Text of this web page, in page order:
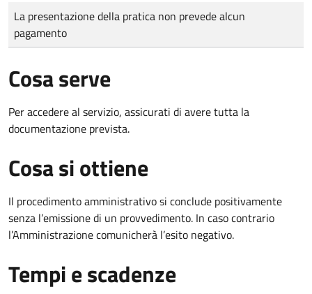
Tipo di pagamento
Importo
La presentazione della pratica non prevede alcun
pagamento
Cosa serve
Per accedere al servizio, assicurati di avere tutta la
documentazione prevista.
Cosa si ottiene
Il procedimento amministrativo si conclude positivamente
senza l’emissione di un provvedimento. In caso contrario
l’Amministrazione comunicherà l’esito negativo.
Tempi e scadenze